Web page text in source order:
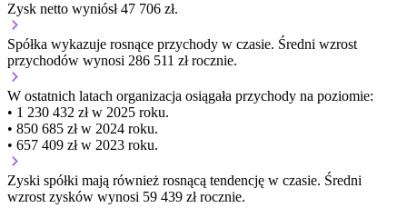
Zysk netto wyniósł 47 706 zł.
Spółka wykazuje rosnące przychody w czasie. Średni wzrost
przychodów wynosi 286 511 zł rocznie.
W ostatnich latach organizacja osiągała przychody na poziomie:
• 1 230 432 zł w 2025 roku.
• 850 685 zł w 2024 roku.
• 657 409 zł w 2023 roku.
Zyski spółki mają również rosnącą tendencję w czasie. Średni
wzrost zysków wynosi 59 439 zł rocznie.